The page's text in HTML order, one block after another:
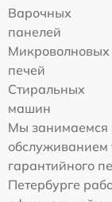
Варочных
панелей
Микроволновых
печей
Стиральных
машин
Мы занимаемся
обслуживанием
гарантийного
Петербурге